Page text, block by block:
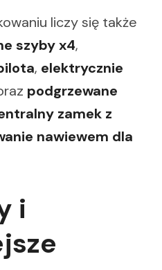
liczy się także
szyby x4,
, elektrycznie
podgrzewane
zamek z
nawiewem dla
i